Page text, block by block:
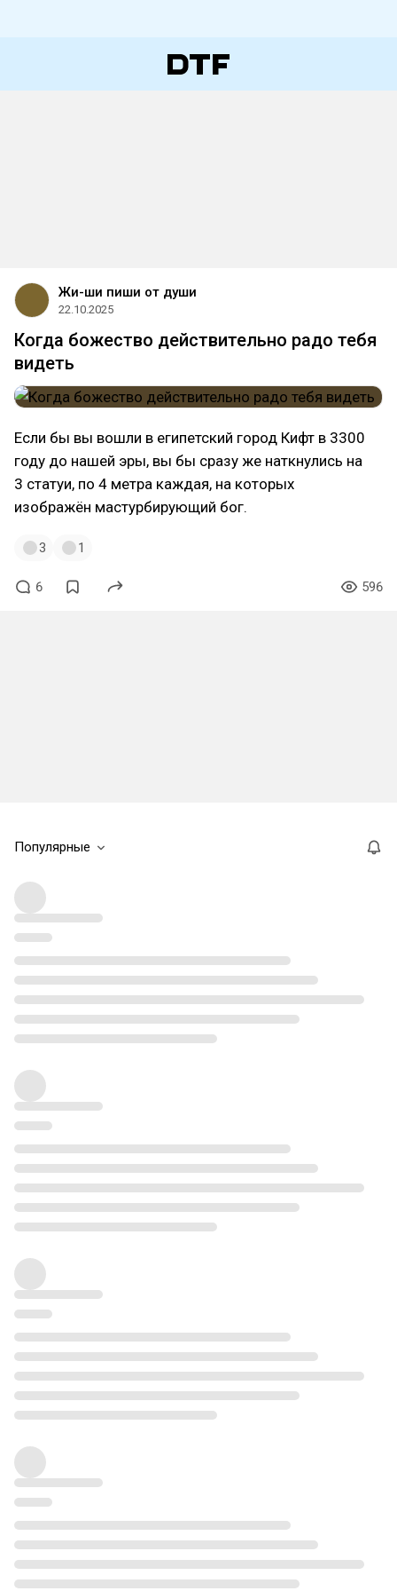
Жи-ши пиши от души
22.10.2025
Когда божество действительно радо тебя
видеть
Если бы вы вошли в египетский город Кифт в 3300
году до нашей эры, вы бы сразу же наткнулись на
3 статуи, по 4 метра каждая, на которых
изображён мастурбирующий бог.
3 1
6 596
Популярные